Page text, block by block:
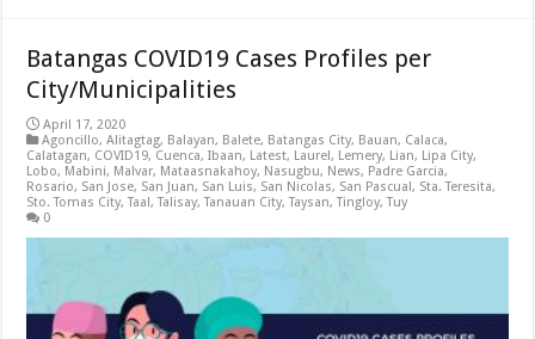
Batangas COVID19 Cases Profiles per
City/Municipalities
April 17, 2020
Agoncillo,Alitagtag, Balayan, Balete, Batangas City, Bauan, Calaca,
Calatagan, COVID19, Cuenca,Ibaan, Latest, Laurel, Lemery, Lian, Lipa City,
Lobo, Mabini, Malvar, Mataasnakahoy, Nasugbu, News, Padre Garcia,
Rosario, San Jose, San Juan, San Luis, San Nicolas, San Pascual, Sta. Teresita,
Sto. Tomas City,Taal,Talisay,Tanauan City,Taysan,Tingloy,Tuy
0